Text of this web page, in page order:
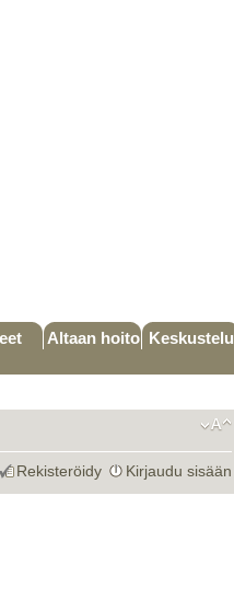
Altaan hoito Keskustelu
Rekisteröidy Kirjaudu sisään